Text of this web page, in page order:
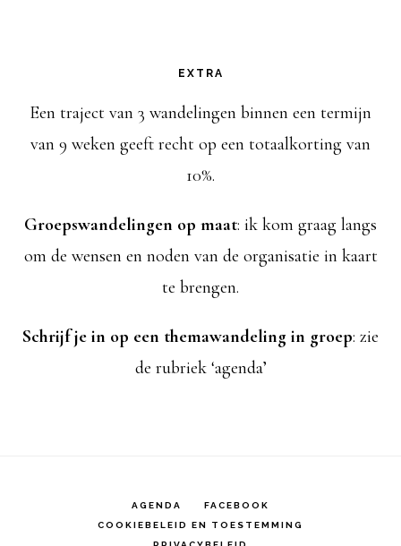
EXTRA
Een traject van 3 wandelingen binnen een termijn
van 9 weken geeft recht op een totaalkorting van
10%.
Groepswandelingen op maat: ik kom graag langs
om de wensen en noden van de organisatie in kaart
te brengen.
Schrijf je in op een themawandeling in groep: zie
de rubriek ‘agenda’
AGENDA
FACEBOOK
COOKIEBELEID EN TOESTEMMING